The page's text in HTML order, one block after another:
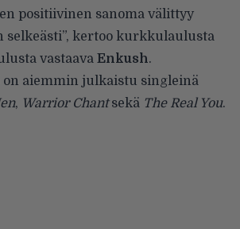
positiivinen sanoma välittyy
selkeästi”, kertoo kurkkulaulusta
vastaava Enkush.
on aiemmin julkaistu singleinä
, Warrior Chantsekä The Real You.